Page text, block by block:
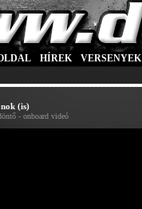
HÍREK VERSENYEK
(is)
- onboard videó